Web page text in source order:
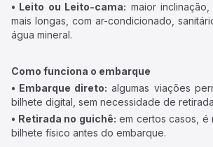
• Leito ou Leito-cama: maior
mais longas, com ar-condicionado,
água mineral.
Como funciona o embarque
• Embarque direto: algumas viações
bilhete digital, sem necessidade de
• Retirada no guichê: em certos casos, é
bilhete físico antes do embarque.